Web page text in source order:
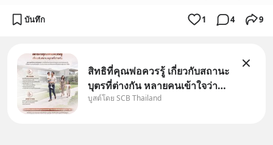
บันทึก 1 4 9
สิทธิที่คุณพ่อควรรู้ เกี่ยวกับสถานะ
บุตรที่ต่างกัน หลายคนเข้าใจว่า
"เมื่อเป็นลูกของพ่อและแม่ ก็ย่อม
บูสต์โดย SCB Thailand